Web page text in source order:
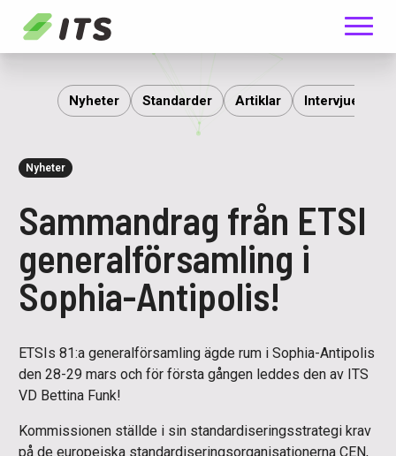
ITS
Nyheter Standarder Artiklar Intervjuer
Nyheter
Sammandrag från ETSI
generalförsamling i
Sophia-Antipolis!
ETSIs 81:a generalförsamling ägde rum i Sophia-Antipolis
den 28-29 mars och för första gången leddes den av ITS
VD Bettina Funk!
Kommissionen ställde i sin standardiseringsstrategi krav
på de europeiska standardiseringsorganisationerna CEN,